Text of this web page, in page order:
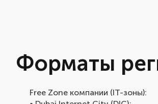
Форматы
Free Zone компании (IT-зоны):